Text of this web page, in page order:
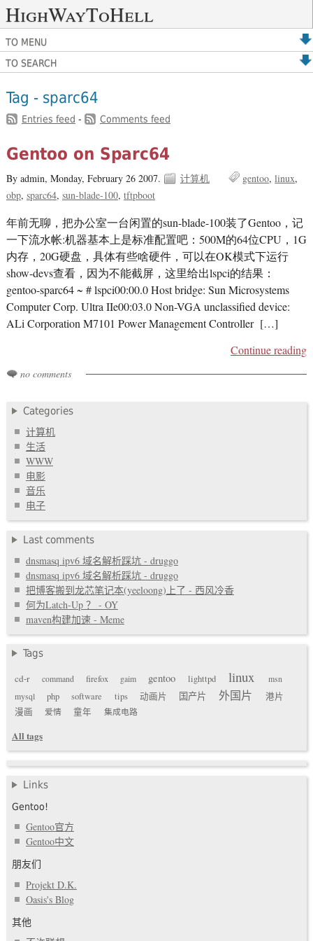
HighWayToHell
TO MENU
TO SEARCH
Tag - sparc64
Entries feed - Comments feed
Gentoo on Sparc64
By admin, Monday, February 26 2007. 计算机 gentoo linux
obp sparc64 sun-blade-100 tftpboot
年前无聊，把办公室一台闲置的sun-blade-100装了Gentoo，记
一下流水帐:机器基本上是标准配置吧：500M的64位CPU，1G
内存，20G硬盘，具体有些啥硬件，可以在OK模式下运行
show-devs查看，因为不能截屏，这里给出lspci的结果：
gentoo-sparc64 ~ # lspci00:00.0 Host bridge: Sun Microsystems
Computer Corp. Ultra IIe00:03.0 Non-VGA unclassified device:
ALi Corporation M7101 Power Management Controller […]
Continue reading
no comments
Categories
计算机
生活
WWW
电影
音乐
电子
Last comments
dnsmasq ipv6 域名解析踩坑 - druggo
dnsmasq ipv6 域名解析踩坑 - druggo
把博客搬到龙芯笔记本(yeeloong)上了 - 西风冷香
何为Latch-Up ？ - OY
maven构建加速 - Meme
Tags
cd-r
command firefox gaim gentoo lighttpd linux
msn
mysql
php software tips 动画片 国产片 外国片
港片
漫画
爱情 童年 集成电路
All tags
Links
Gentoo!
Gentoo官方
Gentoo中文
朋友们
Projekt D.K.
Oasis's Blog
其他